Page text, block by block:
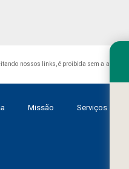
nossos links, é proibida sem a
Missão Serviços